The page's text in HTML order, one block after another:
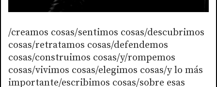
/creamos cosas/sentimos cosas/descubrimos
cosas/retratamos cosas/defendemos
cosas/construimos cosas/y/rompemos
cosas/vivimos cosas/elegimos cosas/y lo más
importante/escribimos cosas/sobre esas